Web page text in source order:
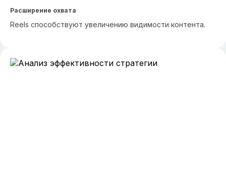
Расширение охвата
Reels способствуют увеличению видимости контента.